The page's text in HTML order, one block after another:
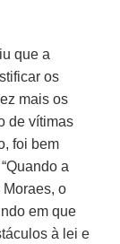
que a
os
mais os
de vítimas
foi bem
a
o
em que
à lei e